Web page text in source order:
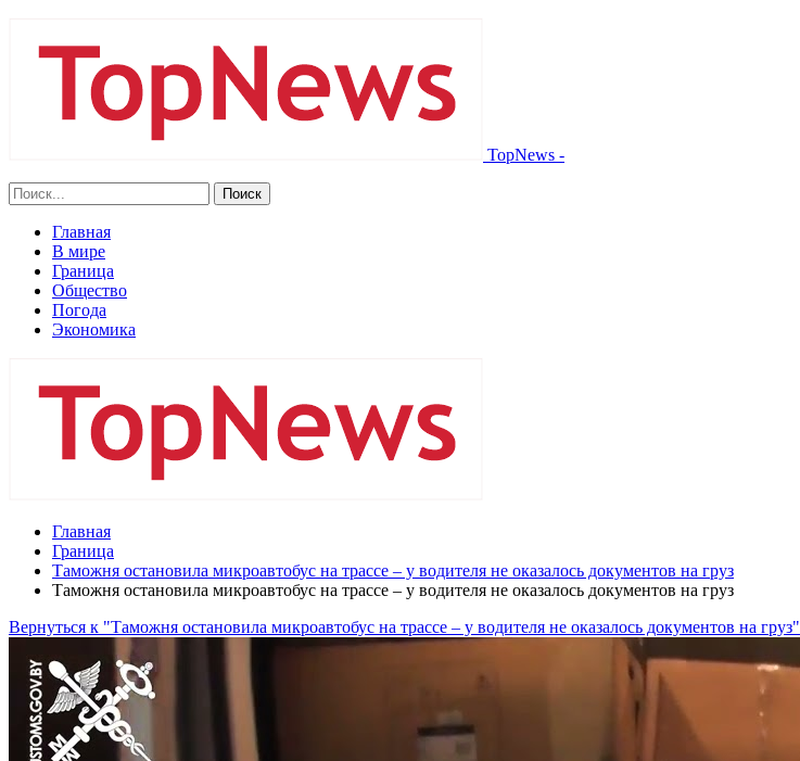
TopNews -
Главная
В мире
Граница
Общество
Погода
Экономика
Главная
Граница
Таможня остановила микроавтобус на трассе – у водителя не оказалось документов на груз
Таможня остановила микроавтобус на трассе – у водителя не оказалось документов на груз
Вернуться к "Таможня остановила микроавтобус на трассе – у водителя не оказалось документов на груз"